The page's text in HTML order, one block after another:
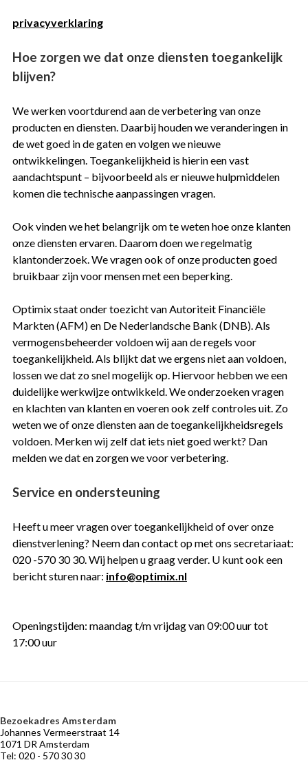
privacyverklaring
Hoe zorgen we dat onze diensten toegankelijk
blijven?
We werken voortdurend aan de verbetering van onze
producten en diensten. Daarbij houden we veranderingen in
de wet goed in de gaten en volgen we nieuwe
ontwikkelingen. Toegankelijkheid is hierin een vast
aandachtspunt – bijvoorbeeld als er nieuwe hulpmiddelen
komen die technische aanpassingen vragen.
Ook vinden we het belangrijk om te weten hoe onze klanten
onze diensten ervaren. Daarom doen we regelmatig
klantonderzoek. We vragen ook of onze producten goed
bruikbaar zijn voor mensen met een beperking.
Optimix staat onder toezicht van Autoriteit Financiële
Markten (AFM) en De Nederlandsche Bank (DNB). Als
vermogensbeheerder voldoen wij aan de regels voor
toegankelijkheid. Als blijkt dat we ergens niet aan voldoen,
lossen we dat zo snel mogelijk op. Hiervoor hebben we een
duidelijke werkwijze ontwikkeld. We onderzoeken vragen
en klachten van klanten en voeren ook zelf controles uit. Zo
weten we of onze diensten aan de toegankelijkheidsregels
voldoen. Merken wij zelf dat iets niet goed werkt? Dan
melden we dat en zorgen we voor verbetering.
Service en ondersteuning
Heeft u meer vragen over toegankelijkheid of over onze
dienstverlening? Neem dan contact op met ons secretariaat:
020 -570 30 30. Wij helpen u graag verder. U kunt ook een
bericht sturen naar: info@optimix.nl
Openingstijden: maandag t/m vrijdag van 09:00 uur tot
17:00 uur
VERMOGENSBEHEER
Adviseurs
die
NIEUWS
Marktontwikkelingen
BELEGGERSGIRO
Beleggingsfondsen
Praktische
OVER
OPTIMIX
Historie
Bezoekadres Amsterdam
Johannes Vermeerstraat 14
1071 DR Amsterdam
Tel: 020 - 570 30 30